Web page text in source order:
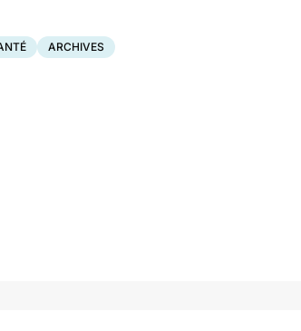
ARCHIVES